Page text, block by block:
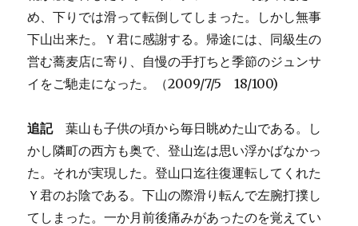
め、下りでは滑って転倒してしまった。しかし無事
下山出来た。Ｙ君に感謝する。帰途には、同級生の
営む蕎麦店に寄り、自慢の手打ちと季節のジュンサ
イをご馳走になった。（2009/7/5 18/100)
追記葉山も子供の頃から毎日眺めた山である。し
かし隣町の西方も奥で、登山迄は思い浮かばなかっ
た。それが実現した。登山口迄往復運転してくれた
Ｙ君のお陰である。下山の際滑り転んで左腕打撲し
てしまった。一か月前後痛みがあったのを覚えてい